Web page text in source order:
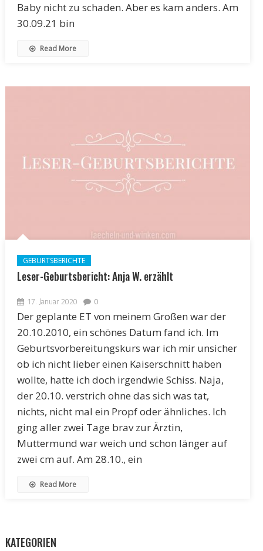
Baby nicht zu schaden. Aber es kam anders. Am
30.09.21 bin
Read More
GEBURTSBERICHTE
Leser-Geburtsbericht: Anja W. erzählt
17. Januar 2020 0
Der geplante ET von meinem Großen war der
20.10.2010, ein schönes Datum fand ich. Im
Geburtsvorbereitungskurs war ich mir unsicher
ob ich nicht lieber einen Kaiserschnitt haben
wollte, hatte ich doch irgendwie Schiss. Naja,
der 20.10. verstrich ohne das sich was tat,
nichts, nicht mal ein Propf oder ähnliches. Ich
ging aller zwei Tage brav zur Ärztin,
Muttermund war weich und schon länger auf
zwei cm auf. Am 28.10., ein
Read More
KATEGORIEN